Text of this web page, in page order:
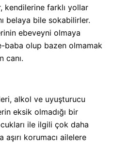
kendilerine farklı yollar
belaya bile sokabilirler.
ebeveyni olmaya
baba olup bazen olmamak
canı.
alkol ve uyuşturucu
eksik olmadığı bir
ile ilgili çok daha
korumacı ailelere